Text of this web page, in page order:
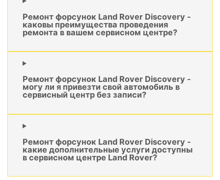
Ремонт форсунок Land Rover Discovery -
каковы преимущества проведения
ремонта в вашем сервисном центре?
Ремонт форсунок Land Rover Discovery -
могу ли я привезти свой автомобиль в
сервисный центр без записи?
Ремонт форсунок Land Rover Discovery -
какие дополнительные услуги доступны
в сервисном центре Land Rover?